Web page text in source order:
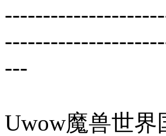
---
Uwow魔兽世界